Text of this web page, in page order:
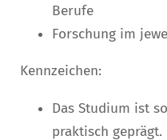
Berufe
Forschung im
Kennzeichen:
Das Studium ist
praktisch geprägt.